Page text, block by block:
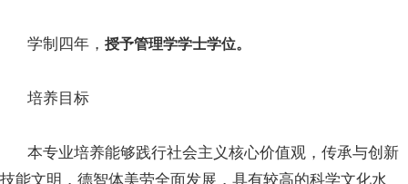
学制四年， 授予管理学学士学位。
培养目标
本专业培养能够践行社会主义核心价值观，传承与创新
技能文明，德智体美劳全面发展，具有较高的科学文化水